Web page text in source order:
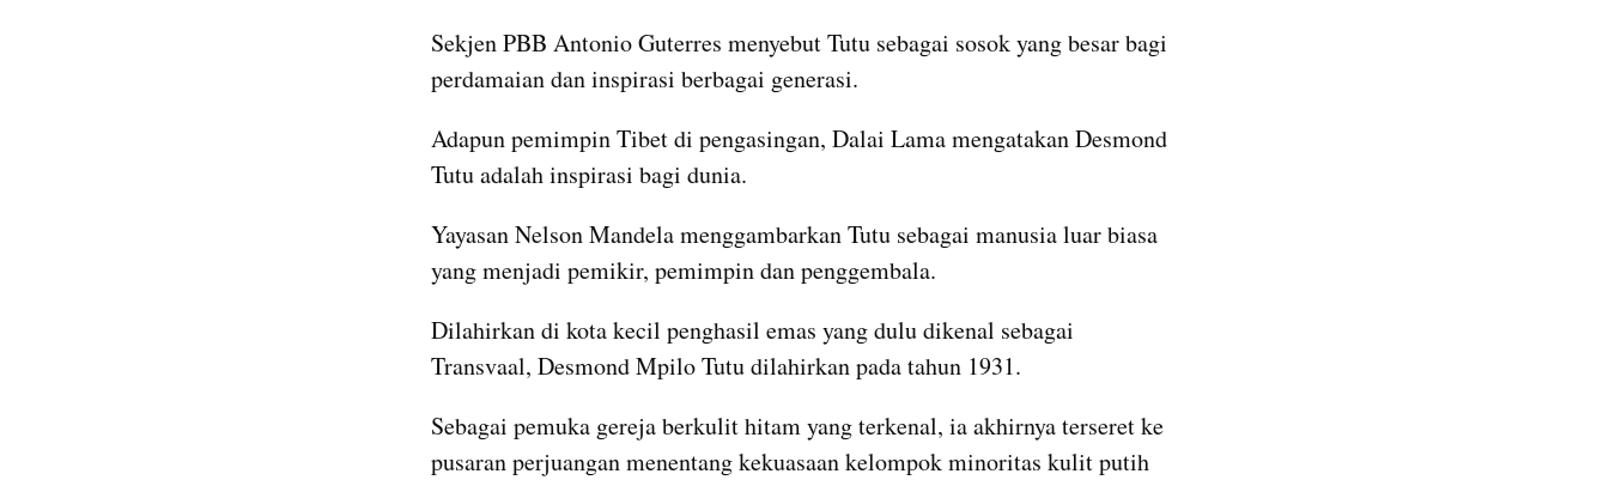
Sekjen PBB Antonio Guterres menyebut Tutu sebagai sosok yang besar bagi
perdamaian dan inspirasi berbagai generasi.
Adapun pemimpin Tibet di pengasingan, Dalai Lama mengatakan Desmond
Tutu adalah inspirasi bagi dunia.
Yayasan Nelson Mandela menggambarkan Tutu sebagai manusia luar biasa
yang menjadi pemikir, pemimpin dan penggembala.
Dilahirkan di kota kecil penghasil emas yang dulu dikenal sebagai
Transvaal, Desmond Mpilo Tutu dilahirkan pada tahun 1931.
Sebagai pemuka gereja berkulit hitam yang terkenal, ia akhirnya terseret ke
pusaran perjuangan menentang kekuasaan kelompok minoritas kulit putih